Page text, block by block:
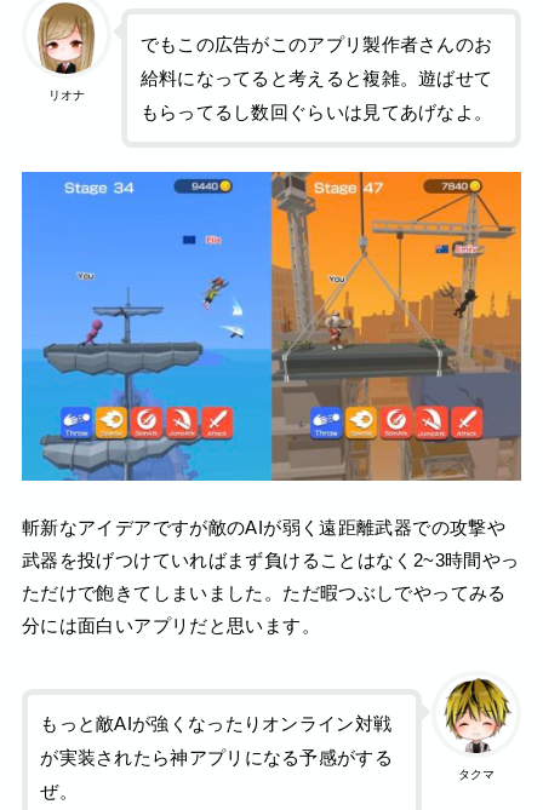
リオナ
でもこの広告がこのアプリ製作者さんのお
給料になってると考えると複雑。遊ばせて
もらってるし数回ぐらいは見てあげなよ。
斬新なアイデアですが敵のAIが弱く遠距離武器での攻撃や
武器を投げつけていればまず負けることはなく2~3時間やっ
ただけで飽きてしまいました。ただ暇つぶしでやってみる
分には面白いアプリだと思います。
タクマ
もっと敵AIが強くなったりオンライン対戦
が実装されたら神アプリになる予感がする
ぜ。